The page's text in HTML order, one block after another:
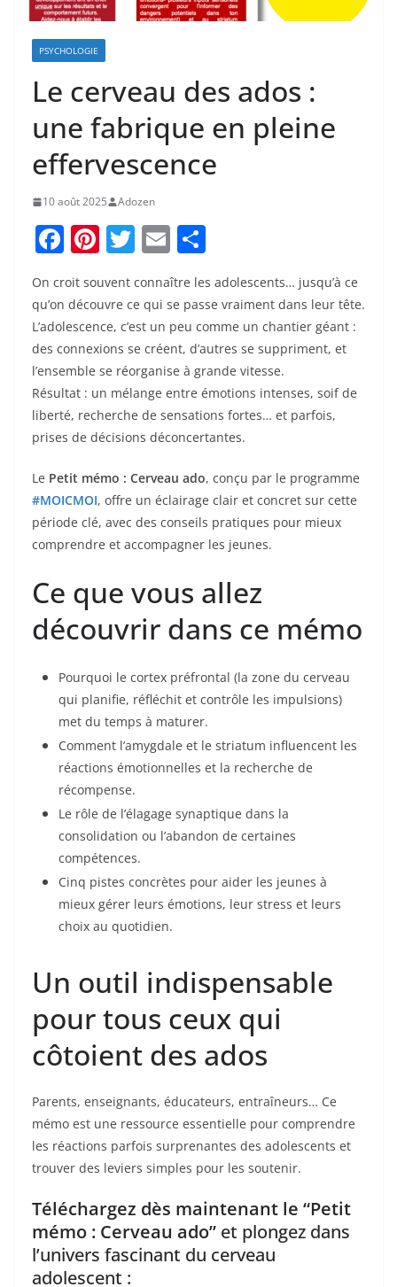
PSYCHOLOGIE
Le cerveau des ados :
une fabrique en pleine
effervescence
10 août 2025 Adozen
F
a
c
e
b
o
o
k
Pi
er
e
st
T
itt
er
E
m
ai
l
ar
ta
g
er
On croit souvent connaître les adolescents… jusqu’à ce
qu’on découvre ce qui se passe vraiment dans leur tête.
L’adolescence, c’est un peu comme un chantier géant :
des connexions se créent, d’autres se suppriment, et
l’ensemble se réorganise à grande vitesse.
Résultat : un mélange entre émotions intenses, soif de
liberté, recherche de sensations fortes… et parfois,
prises de décisions déconcertantes.
Le Petit mémo : Cerveau ado, conçu par le programme
#MOICMOI, offre un éclairage clair et concret sur cette
période clé, avec des conseils pratiques pour mieux
comprendre et accompagner les jeunes.
Ce que vous allez
découvrir dans ce mémo
Pourquoi le cortex préfrontal (la zone du cerveau
qui planifie, réfléchit et contrôle les impulsions)
met du temps à maturer.
Comment l’amygdale et le striatum influencent les
réactions émotionnelles et la recherche de
récompense.
Le rôle de l’élagage synaptique dans la
consolidation ou l’abandon de certaines
compétences.
Cinq pistes concrètes pour aider les jeunes à
mieux gérer leurs émotions, leur stress et leurs
choix au quotidien.
Un outil indispensable
pour tous ceux qui
côtoient des ados
Parents, enseignants, éducateurs, entraîneurs… Ce
mémo est une ressource essentielle pour comprendre
les réactions parfois surprenantes des adolescents et
trouver des leviers simples pour les soutenir.
Téléchargez dès maintenant le “Petit
mémo : Cerveau ado” et plongez dans
l’univers fascinant du cerveau
adolescent :